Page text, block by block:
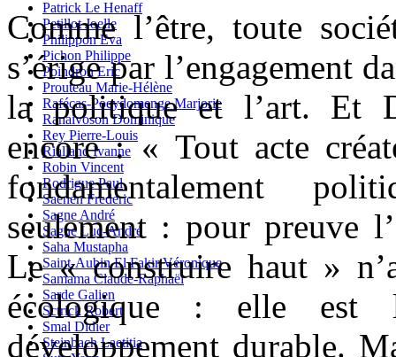
Patrick Le Henaff
Petillot Joelle
Philippon Eva
Pichon Philippe
Poindron Eric
Prouteau Marie-Hélène
Rafécas-Poeydomenge Marjorie
Ranaivoson Dominique
Rey Pierre-Louis
Rialland Ivanne
Robin Vincent
Rodrigue Paul
Saenen Frederic
Sagne André
Sagne Luc-André
Saha Mustapha
Saint-Aubin El Fakir Véronique
Samama Claude-Raphaël
Sarde Galien
Sctrick Robert
Smal Didier
Steinbach Laetitia
Comme l’être, toute
s’érige par l’engagement
la politique et l’art. Et
encore : « Tout acte
fondamentalement
seulement : pour preuve
Le « construire haut »
écologique : elle est
développement durable.